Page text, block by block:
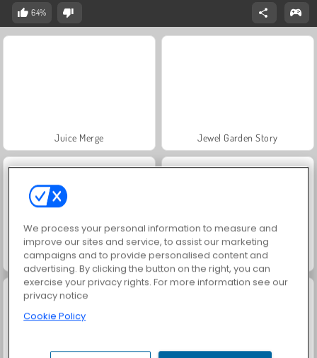
64%
Juice Merge Jewel Garden Story
Heroes of Myths Grand Mahjong Connect
We process your personal information to measure and
improve our sites and service, to assist our marketing
campaigns and to provide personalised content and
advertising. By clicking the button on the right, you can
exercise your privacy rights. For more information see our
privacy notice
Cookie Policy